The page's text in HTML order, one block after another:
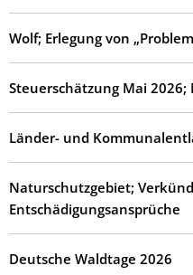
Wolf; Erlegung von
Steuerschätzung Mai
Länder- und
Naturschutzgebiet;
Entschädigungsansprüche
Deutsche Waldtage 2026